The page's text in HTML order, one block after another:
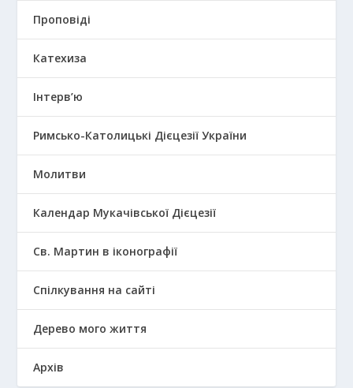
Проповіді
Катехиза
Інтерв’ю
Римсько-Католицькі Дієцезії України
Молитви
Календар Мукачівської Дієцезії
Св. Мартин в іконографії
Спілкування на сайті
Дерево мого життя
Архів